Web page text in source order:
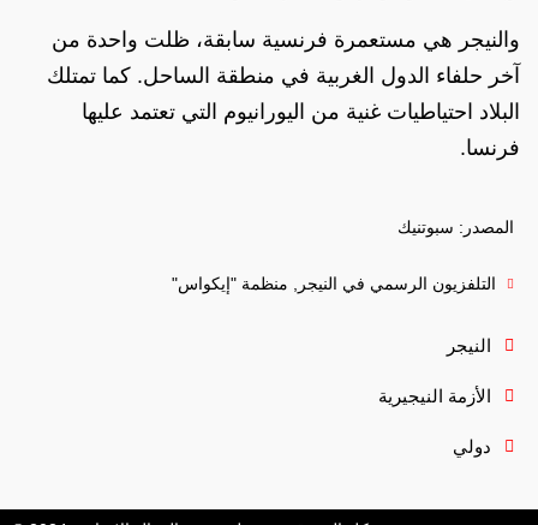
والنيجر هي مستعمرة فرنسية سابقة، ظلت واحدة من
آخر حلفاء الدول الغربية في منطقة الساحل. كما تمتلك
البلاد احتياطيات غنية من اليورانيوم التي تعتمد عليها
فرنسا.
المصدر: سبوتنيك
التلفزيون الرسمي في النيجر , منظمة "إيكواس"
النيجر
الأزمة النيجيرية
دولي